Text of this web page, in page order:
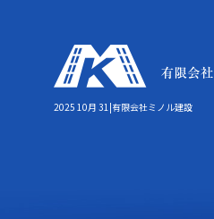
2025 10月 31|有限会社ミノル建設